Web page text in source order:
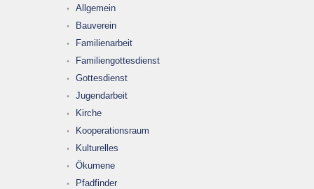
Allgemein
Bauverein
Familienarbeit
Familiengottesdienst
Gottesdienst
Jugendarbeit
Kirche
Kooperationsraum
Kulturelles
Ökumene
Pfadfinder